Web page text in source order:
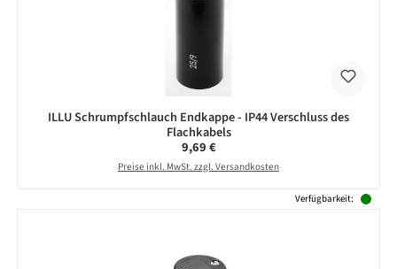
ILLU Schrumpfschlauch Endkappe - IP44 Verschluss des
Flachkabels
Regulärer Preis:
9,69 €
Preise inkl. MwSt. zzgl. Versandkosten
Verfügbarkeit: